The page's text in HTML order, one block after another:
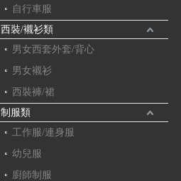
自行車服
西裝/襯衫類
男女西套外套/背心
男女襯衫
西裝褲/裙
制服類
工作服/連身服
幼兒服
廚師制服